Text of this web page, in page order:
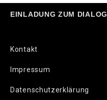
EINLADUNG ZUM DIALOG
Kontakt
Impressum
Datenschutzerklärung